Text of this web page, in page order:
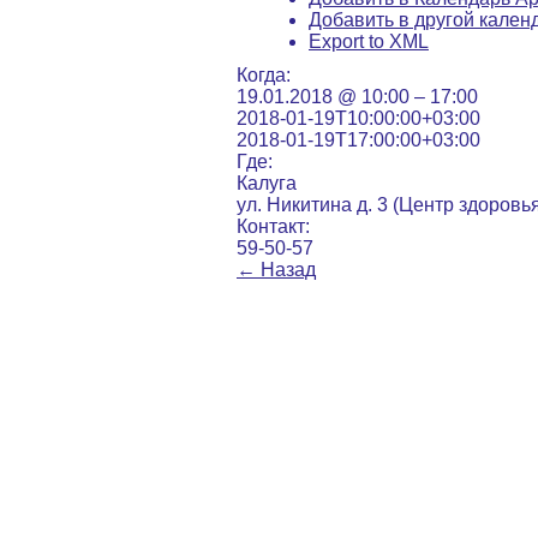
Добавить в другой
Export to XML
Когда:
19.01.2018 @ 10:00 – 17:00
2018-01-19T10:00:00+03:00
2018-01-19T17:00:00+03:00
Где:
Калуга
ул. Никитина д. 3 (Центр
Контакт:
59-50-57
← Назад